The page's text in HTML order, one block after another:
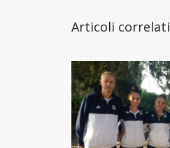
Articoli correlati